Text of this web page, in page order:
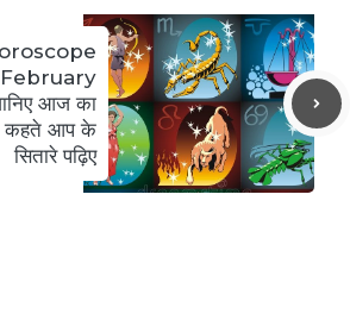
आज का
कहते आप के
सितारे पढ़िए